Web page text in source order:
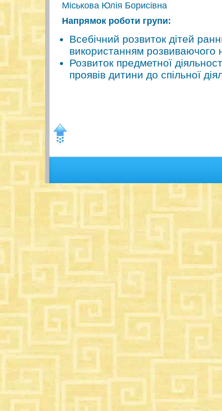
Міськова Юлія Борисівна
Напрямок роботи групи:
Всебічний розвиток дітей
використанням розвиваючого
Розвиток предметної
проявів дитини до спільної